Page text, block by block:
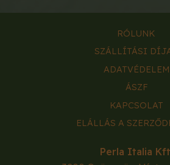
RÓLUNK
SZÁLLÍTÁSI
ADATVÉDELEM
ÁSZF
KAPCSOLAT
ELÁLLÁS A
Perla Italia